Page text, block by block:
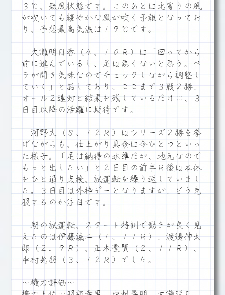
３℃、無風状態です。このあとは北寄りの風
が吹いても緩やかな風が吹く予報となってお
り、予想最高気温は１９℃です。
大瀧明日香（４、１０Ｒ）は「回ってから
前に進んでいるし、足は悪くないと思う。ペ
ラが開き気味なのでチェックしながら調整し
ていく」と話しており、ここまで３戦２勝、
オール２連対と結果を残しているだけに、３
日目以降の活躍に期待です。
河野大（８、１２Ｒ）はシリーズ２勝を挙
げながらも、仕上がり具合は今ひとつといっ
た様子。「足は納得の水準だが、地元なので
もっと出したい」と２日目の前半Ｒ後は本体
をひと通り点検、試運転を繰り返していまし
た。３日目は外枠デーとなりますが、どう克
服するのか注目です。
朝の試運転、スタート特訓で動きが良く見
えたのは伊藤誠二（１、１１Ｒ）、渡邊伸太
郎（２．９Ｒ）、正木聖賢（２、１１Ｒ）、
中村晃朋（３、１２Ｒ）でした。
～機力評価～